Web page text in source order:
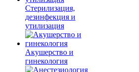
Стерилизация,
дезинфекция и
утилизация
Акушерство и
гинекология